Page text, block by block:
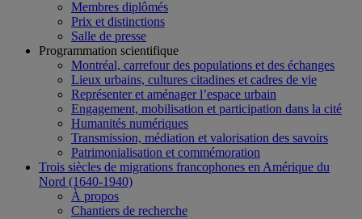
Membres diplômés
Prix et distinctions
Salle de presse
Programmation scientifique
Montréal, carrefour des populations et des échanges
Lieux urbains, cultures citadines et cadres de vie
Représenter et aménager l’espace urbain
Engagement, mobilisation et participation dans la cité
Humanités numériques
Transmission, médiation et valorisation des savoirs
Patrimonialisation et commémoration
Trois siècles de migrations francophones en Amérique du
Nord (1640-1940)
À propos
Chantiers de recherche